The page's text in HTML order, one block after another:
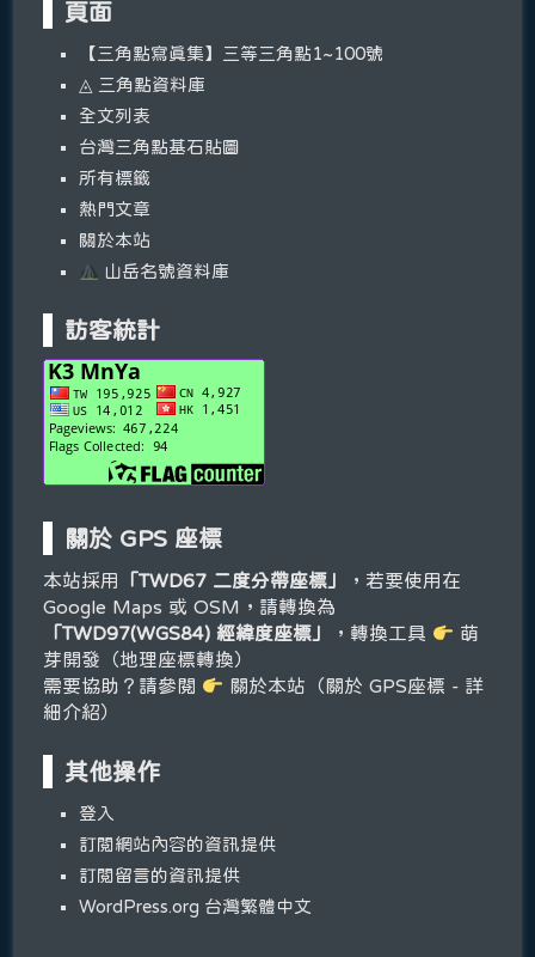
頁面
【三角點寫真集】三等三角點1~100號
◬ 三角點資料庫
全文列表
台灣三角點基石貼圖
所有標籤
熱門文章
關於本站
山岳名號資料庫
訪客統計
關於 GPS 座標
本站採用 「TWD67 二度分帶座標」
，若要使用在
Google Maps 或 OSM，請轉換為
「TWD97(WGS84) 經緯度座標」
，轉換工具
萌
芽開發（地理座標轉換）
需要協助？請參閱
關於本站（關於 GPS座標 - 詳
細介紹）
其他操作
登入
訂閱網站內容的資訊提供
訂閱留言的資訊提供
WordPress.org 台灣繁體中文